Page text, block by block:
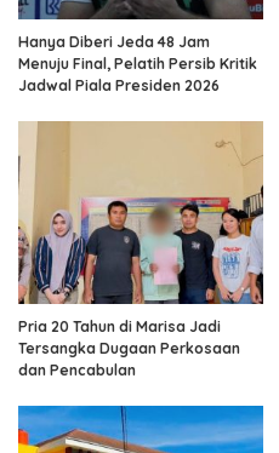
Hanya Diberi Jeda 48 Jam
Menuju Final, Pelatih Persib Kritik
Jadwal Piala Presiden 2026
Pria 20 Tahun di Marisa Jadi
Tersangka Dugaan Perkosaan
dan Pencabulan